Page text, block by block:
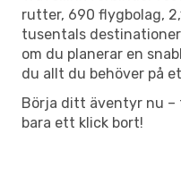
rutter, 690 flygbolag,
tusentals
om du planerar en
du allt du behöver på
Börja ditt äventyr nu
bara ett klick bort!